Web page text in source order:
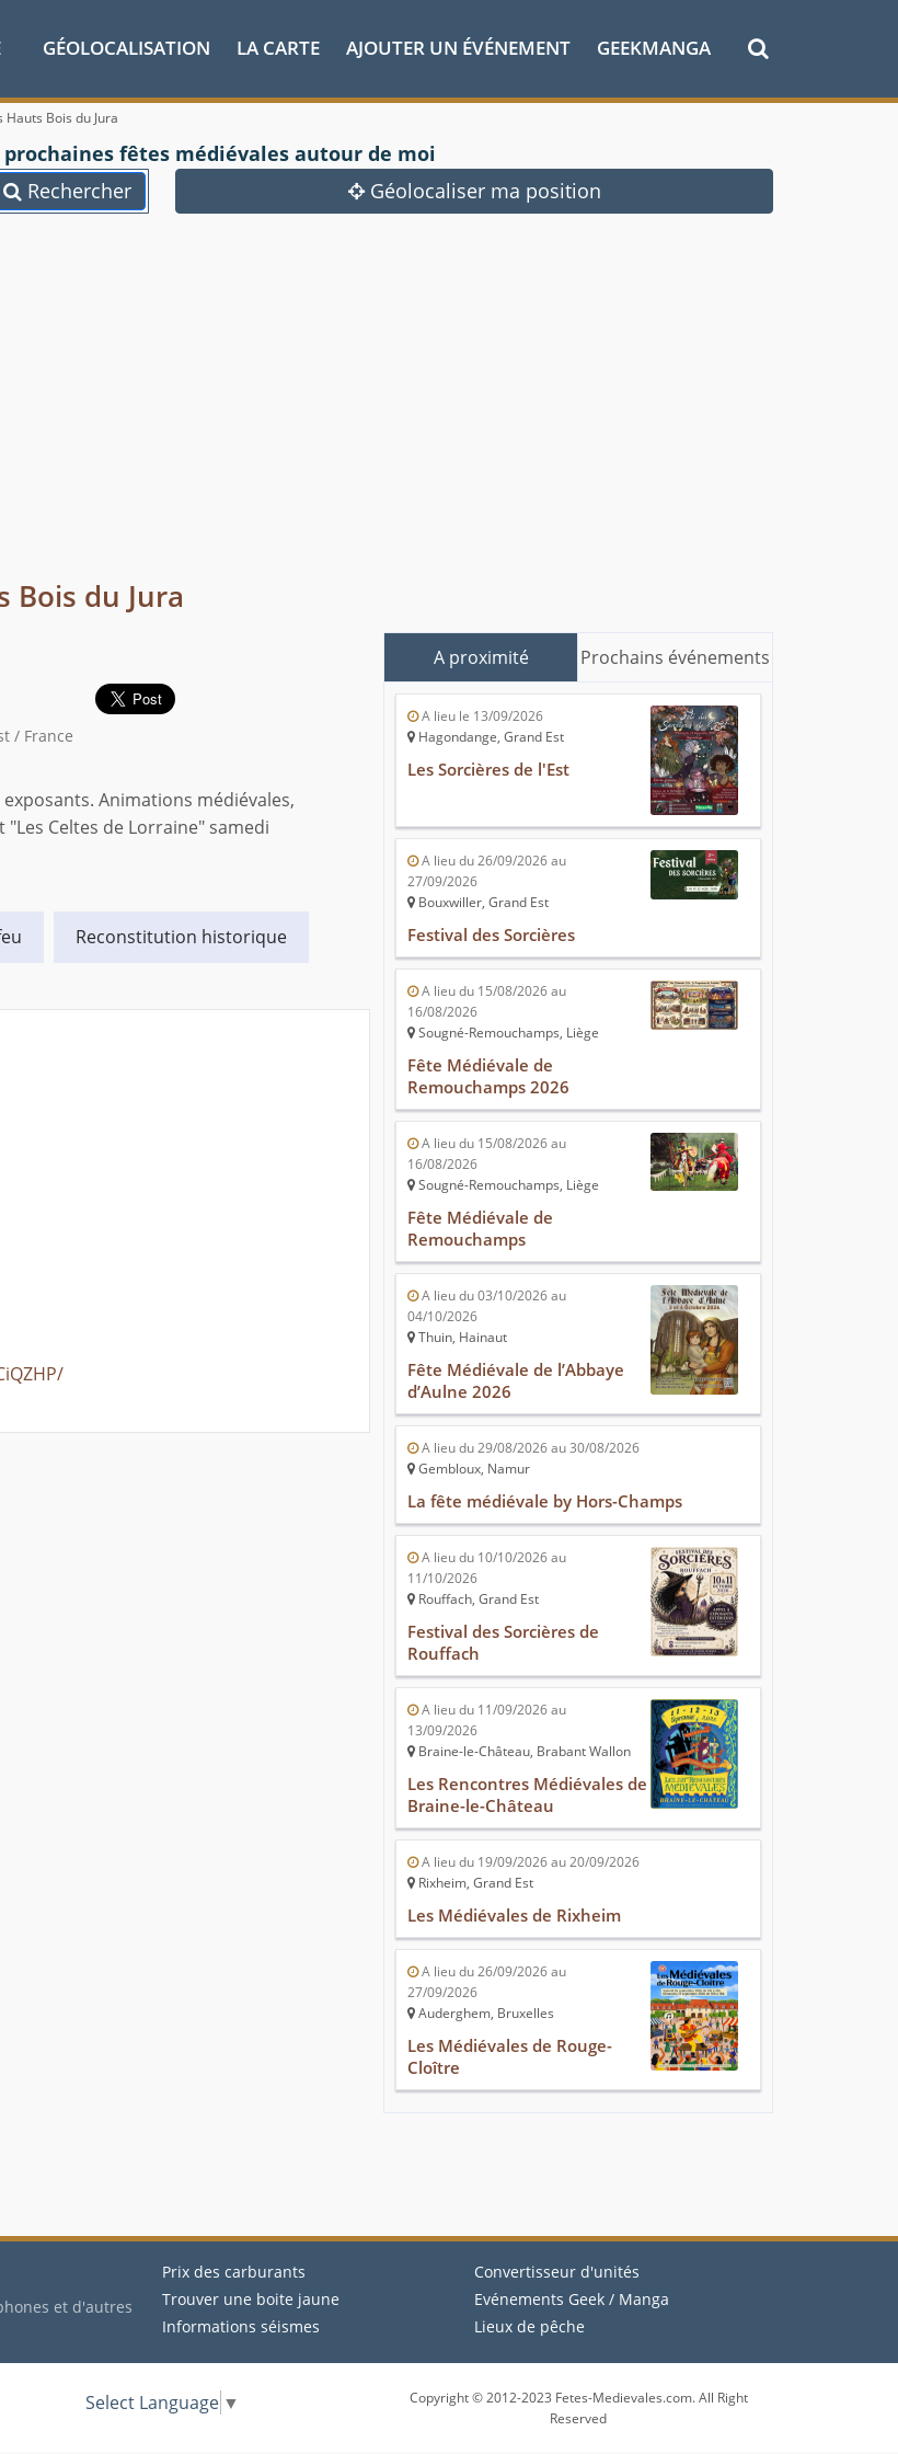
GÉOLOCALISATION LA CARTE AJOUTER UN ÉVÉNEMENT GEEKMANGA
Bois du Jura
fêtes médiévales autour de moi
Rechercher
Géolocaliser ma position
Bois du Jura
/ France
Animations médiévales,
Celtes de Lorraine" samedi
Reconstitution historique
A proximité Prochains événements
A lieu le 13/09/2026
Hagondange, Grand Est
Les Sorcières de l'Est
A lieu du 26/09/2026 au
27/09/2026
Bouxwiller, Grand Est
Festival des Sorcières
A lieu du 15/08/2026 au
16/08/2026
Sougné-Remouchamps, Liège
Fête Médiévale de
Remouchamps 2026
A lieu du 15/08/2026 au
16/08/2026
Sougné-Remouchamps, Liège
Fête Médiévale de
Remouchamps
A lieu du 03/10/2026 au
04/10/2026
Thuin, Hainaut
Fête Médiévale de l’Abbaye
d’Aulne 2026
A lieu du 29/08/2026 au 30/08/2026
Gembloux, Namur
La fête médiévale by Hors-Champs
A lieu du 10/10/2026 au
11/10/2026
Rouffach, Grand Est
Festival des Sorcières de
Rouffach
A lieu du 11/09/2026 au
13/09/2026
Braine-le-Château, Brabant Wallon
Les Rencontres Médiévales de
Braine-le-Château
A lieu du 19/09/2026 au 20/09/2026
Rixheim, Grand Est
Les Médiévales de Rixheim
A lieu du 26/09/2026 au
27/09/2026
Auderghem, Bruxelles
Les Médiévales de Rouge-
Cloître
et d'autres
Prix des carburants
Trouver une boite jaune
Informations séismes
Convertisseur d'unités
Evénements Geek / Manga
Lieux de pêche
Select Language ▼
Copyright © 2012-2023 Fetes-Medievales.com. All Right
Reserved